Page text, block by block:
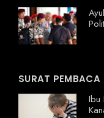
SURAT PEMBACA
Ibu